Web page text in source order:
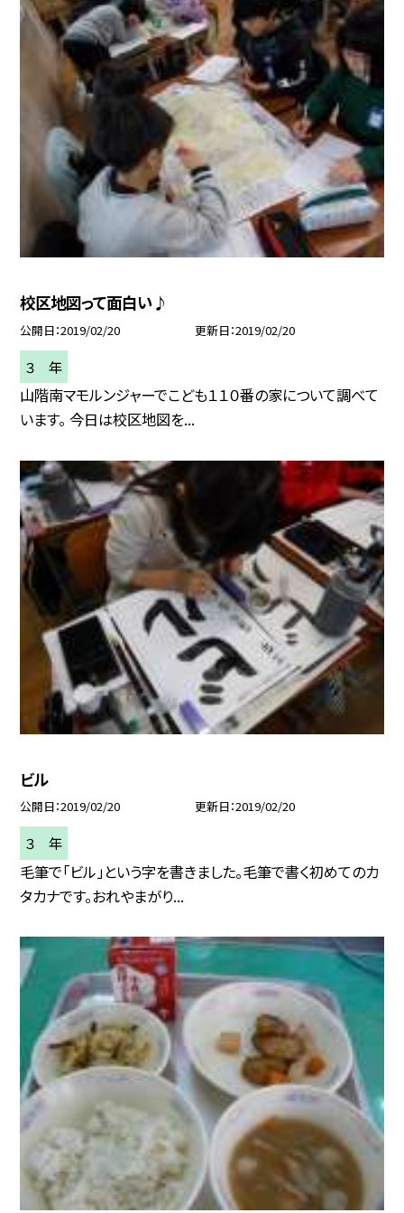
校区地図って面白い♪
公開日 2019/02/20 更新日 2019/02/20
３ 年
山階南マモルンジャーでこども１１０番の家について調べて
います。 今日は校区地図を...
ビル
公開日 2019/02/20 更新日 2019/02/20
３ 年
毛筆で「ビル」という字を書きました。毛筆で書く初めてのカ
タカナです。おれやまがり...